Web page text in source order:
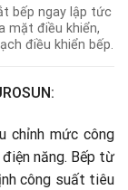
bếp ngay lập tức
mặt điều khiển,
điều khiển bếp.
chỉnh mức công
năng. Bếp từ
công suất tiêu